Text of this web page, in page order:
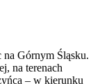
na Górnym Śląsku.
na terenach
– w kierunku